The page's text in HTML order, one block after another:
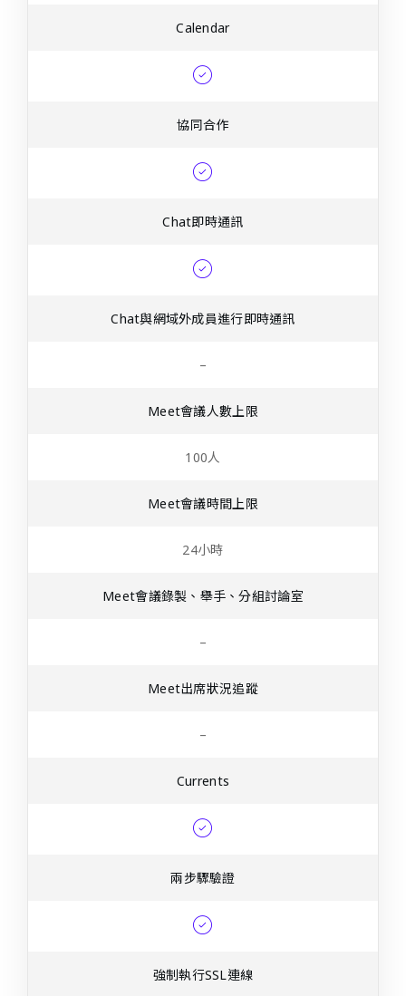
Calendar
協同合作
Chat即時通訊
Chat與網域外成員進行即時通訊
–
Meet會議人數上限
100人
Meet會議時間上限
24小時
Meet會議錄製、舉手、分組討論室
–
Meet出席狀況追蹤
–
Currents
兩步驟驗證
強制執行SSL連線